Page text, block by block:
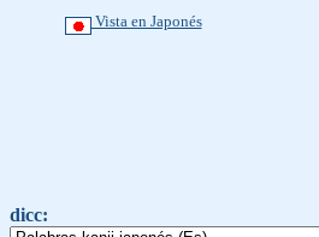
Vista en Japonés
dicc: